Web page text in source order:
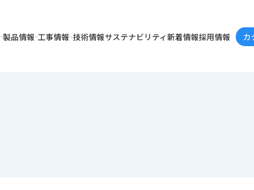
製品情報 工事情報 技術情報サステナビリティ新着情報採用情報 カ